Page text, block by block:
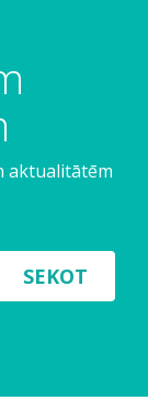
aktualitātēm
SEKOT